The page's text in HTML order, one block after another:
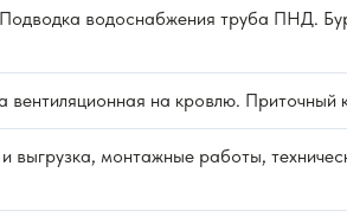
Подводка водоснабжения труба ПНД.
вентиляционная на кровлю. Приточный
выгрузка, монтажные работы,